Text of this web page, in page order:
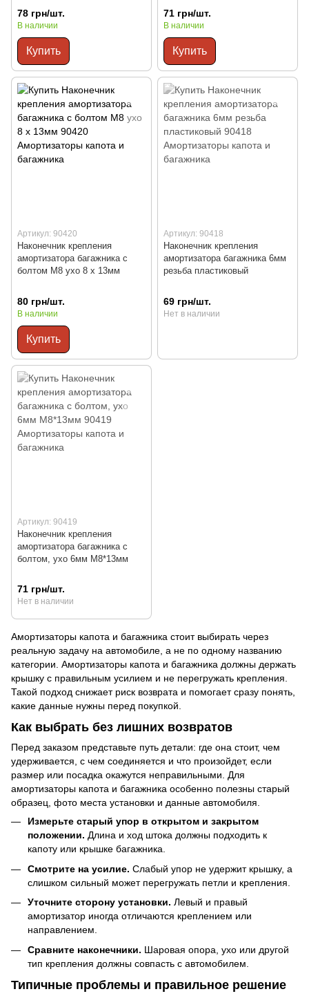
78 грн/шт.
В наличии
Купить
71 грн/шт.
В наличии
Купить
Артикул: 90420
Наконечник крепления
амортизатора багажника с
болтом М8 ухо 8 x 13мм
80 грн/шт.
В наличии
Купить
Артикул: 90418
Наконечник крепления
амортизатора багажника 6мм
резьба пластиковый
69 грн/шт.
Нет в наличии
Артикул: 90419
Наконечник крепления
амортизатора багажника с
болтом, ухо 6мм М8*13мм
71 грн/шт.
Нет в наличии
Амортизаторы капота и багажника стоит выбирать через
реальную задачу на автомобиле, а не по одному названию
категории. Амортизаторы капота и багажника должны держать
крышку с правильным усилием и не перегружать крепления.
Такой подход снижает риск возврата и помогает сразу понять,
какие данные нужны перед покупкой.
Как выбрать без лишних возвратов
Перед заказом представьте путь детали: где она стоит, чем
удерживается, с чем соединяется и что произойдет, если
размер или посадка окажутся неправильными. Для
амортизаторы капота и багажника особенно полезны старый
образец, фото места установки и данные автомобиля.
Измерьте старый упор в открытом и закрытом
положении. Длина и ход штока должны подходить к
капоту или крышке багажника.
Смотрите на усилие. Слабый упор не удержит крышку, а
слишком сильный может перегружать петли и крепления.
Уточните сторону установки. Левый и правый
амортизатор иногда отличаются креплением или
направлением.
Сравните наконечники. Шаровая опора, ухо или другой
тип крепления должны совпасть с автомобилем.
Типичные проблемы и правильное решение